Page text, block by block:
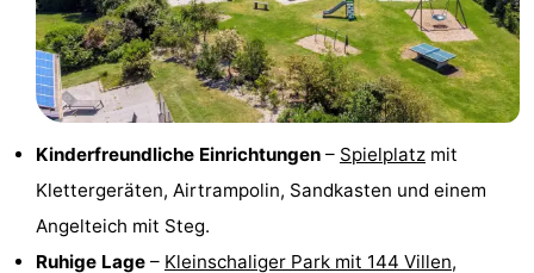
Residentie
Texel
Villapark
Vogelmient
Hotels
Zimmer
(mit
Lastminutes
Sehen
Kinderfreundliche Einrichtungen – Spielplatz mit
Klettergeräten, Airtrampolin, Sandkasten und einem
Angelteich mit Steg.
Ruhige Lage – Kleinschaliger Park mit 144 Villen,